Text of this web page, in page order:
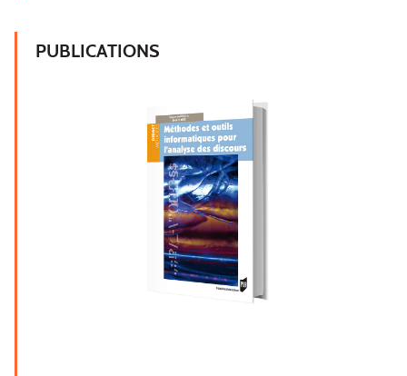
PUBLICATIONS